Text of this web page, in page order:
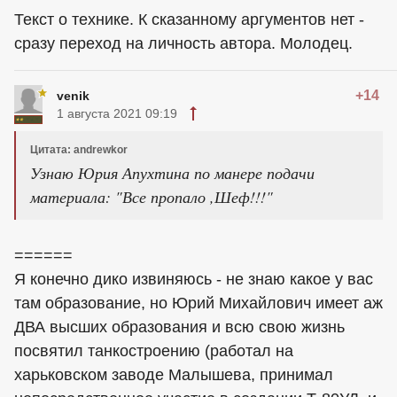
Текст о технике. К сказанному аргументов нет -
сразу переход на личность автора. Молодец.
venik +14
1 августа 2021 09:19
Цитата: andrewkor
Узнаю Юрия Апухтина по манере подачи
материала: "Все пропало ,Шеф!!!"
======
Я конечно дико извиняюсь - не знаю какое у вас
там образование, но Юрий Михайлович имеет аж
ДВА высших образования и всю свою жизнь
посвятил танкостроению (работал на
харьковском заводе Малышева, принимал